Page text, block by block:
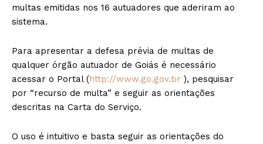
multas emitidas nos 16 autuadores que aderiram ao
sistema.
Para apresentar a defesa prévia de multas de
qualquer órgão autuador de Goiás é necessário
acessar o Portal (http://www.go.gov.br ), pesquisar
por “recurso de multa” e seguir as orientações
descritas na Carta do Serviço.
O uso é intuitivo e basta seguir as orientações do